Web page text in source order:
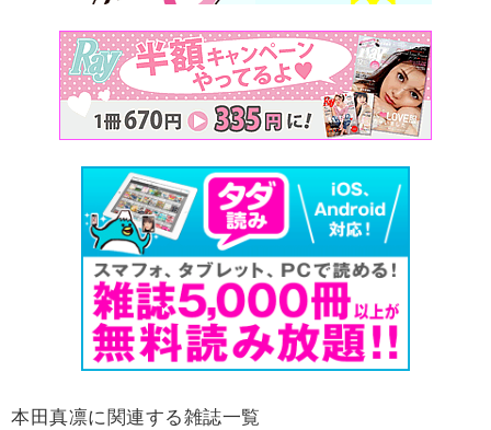
本田真凛に関連する雑誌一覧